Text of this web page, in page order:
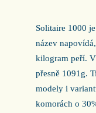
Solitaire 1000
název
kilogram peří.
přesně 1091g.
modely i
komorách o